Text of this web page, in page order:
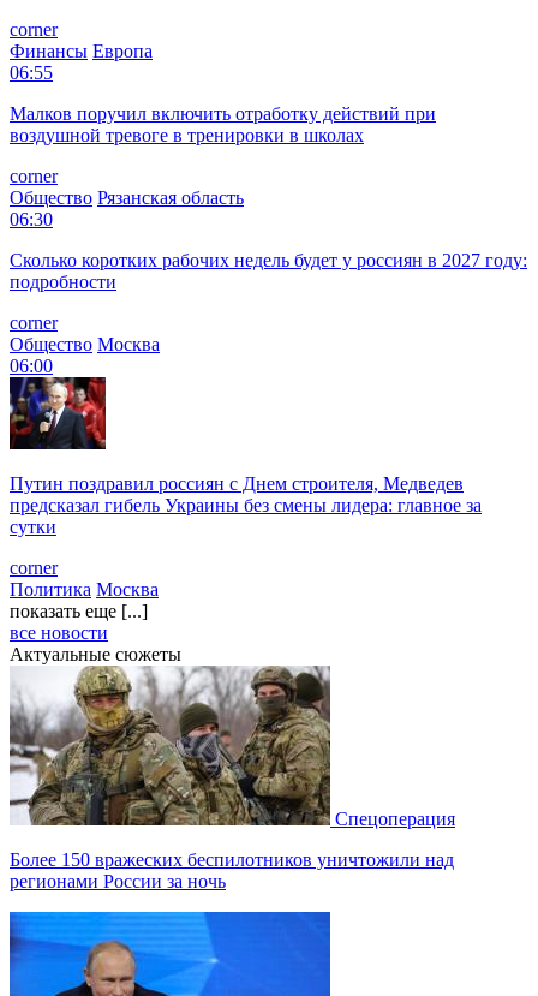
corner
Финансы Европа
06:55
Малков поручил включить отработку действий при
воздушной тревоге в тренировки в школах
corner
Общество Рязанская область
06:30
Сколько коротких рабочих недель будет у россиян в 2027 году:
подробности
corner
Общество Москва
06:00
Путин поздравил россиян с Днем строителя, Медведев
предсказал гибель Украины без смены лидера: главное за
сутки
corner
Политика Москва
показать еще [...]
все новости
Актуальные сюжеты
Спецоперация
Более 150 вражеских беспилотников уничтожили над
регионами России за ночь